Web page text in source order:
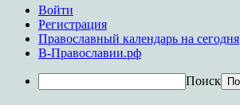
Войти
Регистрация
Православный календарь на сегодня
В-Православии.рф
Поиск